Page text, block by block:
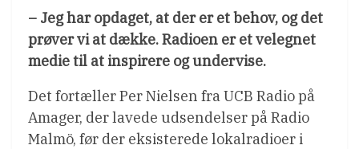
– Jeg har opdaget, at der er et behov, og det
prøver vi at dække. Radioen er et velegnet
medie til at inspirere og undervise.
Det fortæller Per Nielsen fra UCB Radio på
Amager, der lavede udsendelser på Radio
Malmö, før der eksisterede lokalradioer i